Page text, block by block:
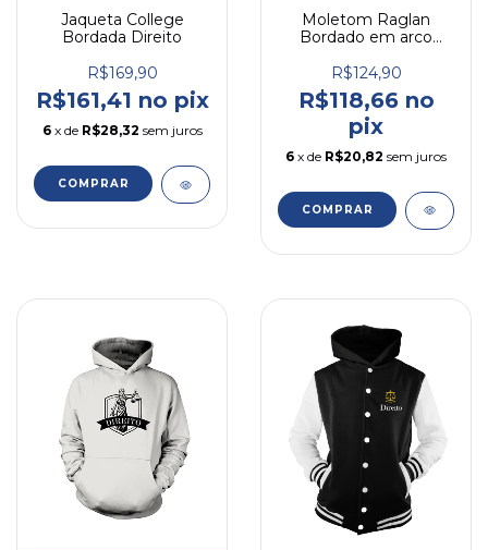
Jaqueta College
Bordada Direito
R$169,90
R$161,41 no pix
6 x de R$28,32 sem juros
COMPRAR
Moletom Raglan
Bordado em arco
R$124,90
R$118,66 no
pix
6 x de R$20,82 sem juros
COMPRAR